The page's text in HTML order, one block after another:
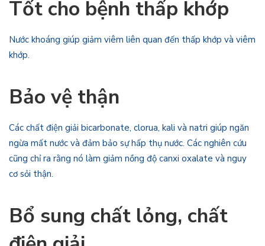
Tốt cho bệnh thấp khớp
Nước khoáng giúp giảm viêm liên quan đến thấp khớp và viêm
khớp.
Bảo vệ thận
Các chất điện giải bicarbonate, clorua, kali và natri giúp ngăn
ngừa mất nước và đảm bảo sự hấp thụ nước. Các nghiên cứu
cũng chỉ ra rằng nó làm giảm nồng độ canxi oxalate và nguy
cơ sỏi thận.
Bổ sung chất lỏng, chất